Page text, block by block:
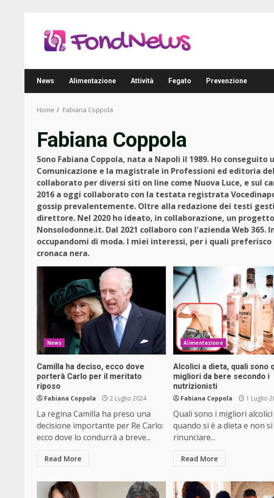
content
News Alimentazione Attività Fegato Prevenzione
Home Fabiana Coppola
Fabiana Coppola
Sono Fabiana Coppola, nata a Napoli il 1989. Ho
Comunicazione e la magistrale in Professioni ed editoria
collaborato per diversi siti on line come Nuova Luce, e sul
2016 a oggi collaborato con la testata registrata
gossip prevalentemente. Oltre alla redazione dei testi
direttore. Nel 2020 ho ideato, in collaborazione, un
Nonsolodonne.it. Dal 2021 collaboro con l'azienda Web
occupandomi di moda. I miei interessi, per i quali
cronaca nera.
News
Camilla ha deciso, ecco dove
porterà Carlo per il meritato
riposo
Fabiana Coppola 2 Luglio 2024
La regina Camilla ha preso una
decisione importante per Re Carlo:
ecco dove lo condurrà a breve...
Read More
Alimentazione
Alcolici a dieta, quali sono
migliori da bere secondo i
nutrizionisti
Fabiana Coppola 1 Luglio
Quali sono i migliori
quando si è a dieta e non
rinunciare...
Read More